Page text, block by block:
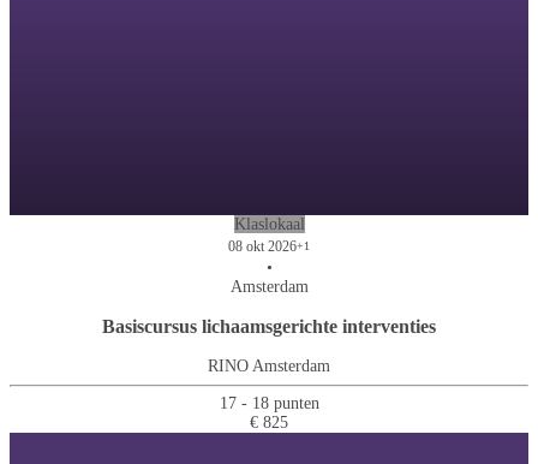
Klaslokaal
08 okt 2026+1
•
Amsterdam
Basiscursus lichaamsgerichte interventies
RINO Amsterdam
17 - 18 punten
€ 825